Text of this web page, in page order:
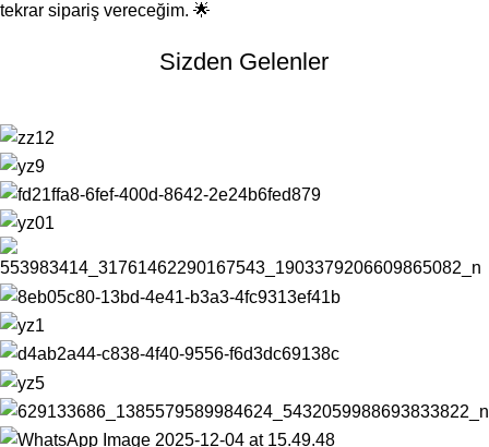
tekrar sipariş vereceğim. 🌟
Sizden Gelenler